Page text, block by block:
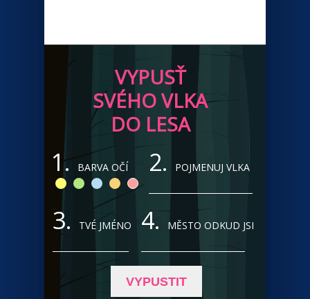
VYPUSŤ
SVÉHO VLKA
DO LESA
1. BARVA OČÍ 2. POJMENUJ VLKA
3. TVÉ JMÉNO 4. MĚSTO ODKUD JSI